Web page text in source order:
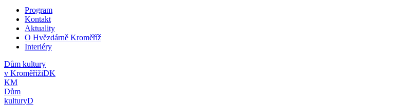
Program
Kontakt
Aktuality
O Hvězdárně Kroměříž
Interiéry
Dům kultury
v KroměřížiDK
KM
Dům
kulturyD